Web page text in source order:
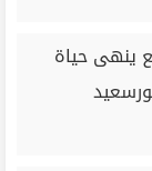
ينهى حياة